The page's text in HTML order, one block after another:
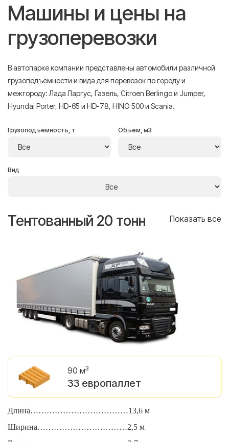
Машины и цены на
грузоперевозки
В автопарке компании представлены автомобили различной
грузоподъёмности и вида для перевозок по городу и
межгороду: Лада Ларгус, Газель, Citroen Berlingo и Jumper,
Hyundai Porter, HD-65 и HD-78, HINO 500 и Scania.
Грузоподъёмность, т Объём, м3
Вид
Тентованный 20 тонн Показать все
90 м3
33 европаллет
Длина………………………………13,6 м
Ширина……………………………2,5 м